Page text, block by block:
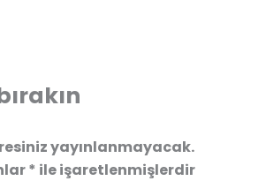
yayınlanmayacak.
* ile işaretlenmişlerdir